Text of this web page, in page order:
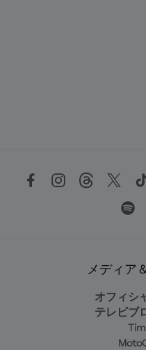
メディア
オフィシ
テレビブ